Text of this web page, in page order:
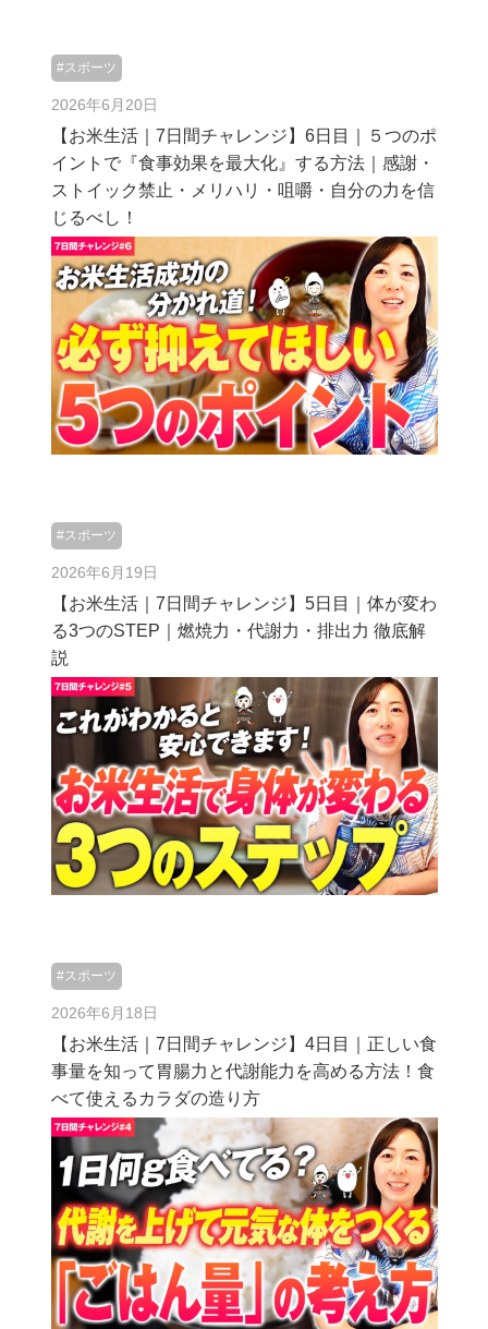
#スポーツ
2026年6月20日
【お米生活｜7日間チャレンジ】6日目｜５つのポ
イントで『食事効果を最大化』する方法｜感謝・
ストイック禁止・メリハリ・咀嚼・自分の力を信
じるべし！
#スポーツ
2026年6月19日
【お米生活｜7日間チャレンジ】5日目｜体が変わ
る3つのSTEP｜燃焼力・代謝力・排出力 徹底解
説
#スポーツ
2026年6月18日
【お米生活｜7日間チャレンジ】4日目｜正しい食
事量を知って胃腸力と代謝能力を高める方法！食
べて使えるカラダの造り方